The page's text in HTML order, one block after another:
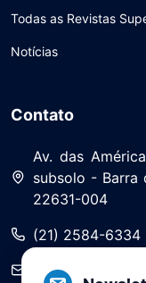
Todas as Revistas
Notícias
Contato
Av. das
subsolo - Barra
22631-004
(21) 2584-6334